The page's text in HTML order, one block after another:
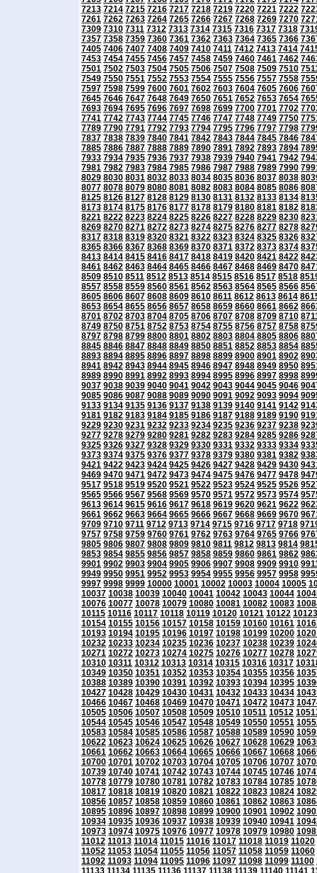
7213 7214 7215 7216 7217 7218 7219 7220 7221 7222
7261 7262 7263 7264 7265 7266 7267 7268 7269 7270
7309 7310 7311 7312 7313 7314 7315 7316 7317 7318
7357 7358 7359 7360 7361 7362 7363 7364 7365 7366
7405 7406 7407 7408 7409 7410 7411 7412 7413 7414
7453 7454 7455 7456 7457 7458 7459 7460 7461 7462
7501 7502 7503 7504 7505 7506 7507 7508 7509 7510
7549 7550 7551 7552 7553 7554 7555 7556 7557 7558
7597 7598 7599 7600 7601 7602 7603 7604 7605 7606
7645 7646 7647 7648 7649 7650 7651 7652 7653 7654
7693 7694 7695 7696 7697 7698 7699 7700 7701 7702
7741 7742 7743 7744 7745 7746 7747 7748 7749 7750
7789 7790 7791 7792 7793 7794 7795 7796 7797 7798
7837 7838 7839 7840 7841 7842 7843 7844 7845 7846
7885 7886 7887 7888 7889 7890 7891 7892 7893 7894
7933 7934 7935 7936 7937 7938 7939 7940 7941 7942
7981 7982 7983 7984 7985 7986 7987 7988 7989 7990
8029 8030 8031 8032 8033 8034 8035 8036 8037 8038
8077 8078 8079 8080 8081 8082 8083 8084 8085 8086
8125 8126 8127 8128 8129 8130 8131 8132 8133 8134
8173 8174 8175 8176 8177 8178 8179 8180 8181 8182
8221 8222 8223 8224 8225 8226 8227 8228 8229 8230
8269 8270 8271 8272 8273 8274 8275 8276 8277 8278
8317 8318 8319 8320 8321 8322 8323 8324 8325 8326
8365 8366 8367 8368 8369 8370 8371 8372 8373 8374
8413 8414 8415 8416 8417 8418 8419 8420 8421 8422
8461 8462 8463 8464 8465 8466 8467 8468 8469 8470
8509 8510 8511 8512 8513 8514 8515 8516 8517 8518
8557 8558 8559 8560 8561 8562 8563 8564 8565 8566
8605 8606 8607 8608 8609 8610 8611 8612 8613 8614
8653 8654 8655 8656 8657 8658 8659 8660 8661 8662
8701 8702 8703 8704 8705 8706 8707 8708 8709 8710
8749 8750 8751 8752 8753 8754 8755 8756 8757 8758
8797 8798 8799 8800 8801 8802 8803 8804 8805 8806
8845 8846 8847 8848 8849 8850 8851 8852 8853 8854
8893 8894 8895 8896 8897 8898 8899 8900 8901 8902
8941 8942 8943 8944 8945 8946 8947 8948 8949 8950
8989 8990 8991 8992 8993 8994 8995 8996 8997 8998
9037 9038 9039 9040 9041 9042 9043 9044 9045 9046
9085 9086 9087 9088 9089 9090 9091 9092 9093 9094
9133 9134 9135 9136 9137 9138 9139 9140 9141 9142
9181 9182 9183 9184 9185 9186 9187 9188 9189 9190
9229 9230 9231 9232 9233 9234 9235 9236 9237 9238
9277 9278 9279 9280 9281 9282 9283 9284 9285 9286
9325 9326 9327 9328 9329 9330 9331 9332 9333 9334
9373 9374 9375 9376 9377 9378 9379 9380 9381 9382
9421 9422 9423 9424 9425 9426 9427 9428 9429 9430
9469 9470 9471 9472 9473 9474 9475 9476 9477 9478
9517 9518 9519 9520 9521 9522 9523 9524 9525 9526
9565 9566 9567 9568 9569 9570 9571 9572 9573 9574
9613 9614 9615 9616 9617 9618 9619 9620 9621 9622
9661 9662 9663 9664 9665 9666 9667 9668 9669 9670
9709 9710 9711 9712 9713 9714 9715 9716 9717 9718
9757 9758 9759 9760 9761 9762 9763 9764 9765 9766
9805 9806 9807 9808 9809 9810 9811 9812 9813 9814
9853 9854 9855 9856 9857 9858 9859 9860 9861 9862
9901 9902 9903 9904 9905 9906 9907 9908 9909 9910
9949 9950 9951 9952 9953 9954 9955 9956 9957 9958
9997 9998 9999 10000 10001 10002 10003 10004 10005
10037 10038 10039 10040 10041 10042 10043 10044
10076 10077 10078 10079 10080 10081 10082 10083
10115 10116 10117 10118 10119 10120 10121 10122 10123
10154 10155 10156 10157 10158 10159 10160 10161
10193 10194 10195 10196 10197 10198 10199 10200
10232 10233 10234 10235 10236 10237 10238 10239
10271 10272 10273 10274 10275 10276 10277 10278
10310 10311 10312 10313 10314 10315 10316 10317
10349 10350 10351 10352 10353 10354 10355 10356
10388 10389 10390 10391 10392 10393 10394 10395
10427 10428 10429 10430 10431 10432 10433 10434
10466 10467 10468 10469 10470 10471 10472 10473
10505 10506 10507 10508 10509 10510 10511 10512
10544 10545 10546 10547 10548 10549 10550 10551
10583 10584 10585 10586 10587 10588 10589 10590
10622 10623 10624 10625 10626 10627 10628 10629
10661 10662 10663 10664 10665 10666 10667 10668
10700 10701 10702 10703 10704 10705 10706 10707
10739 10740 10741 10742 10743 10744 10745 10746
10778 10779 10780 10781 10782 10783 10784 10785
10817 10818 10819 10820 10821 10822 10823 10824
10856 10857 10858 10859 10860 10861 10862 10863
10895 10896 10897 10898 10899 10900 10901 10902
10934 10935 10936 10937 10938 10939 10940 10941
10973 10974 10975 10976 10977 10978 10979 10980
11012 11013 11014 11015 11016 11017 11018 11019 11020
11052 11053 11054 11055 11056 11057 11058 11059 11060
11092 11093 11094 11095 11096 11097 11098 11099 11100
11133 11134 11135 11136 11137 11138 11139 11140 11141